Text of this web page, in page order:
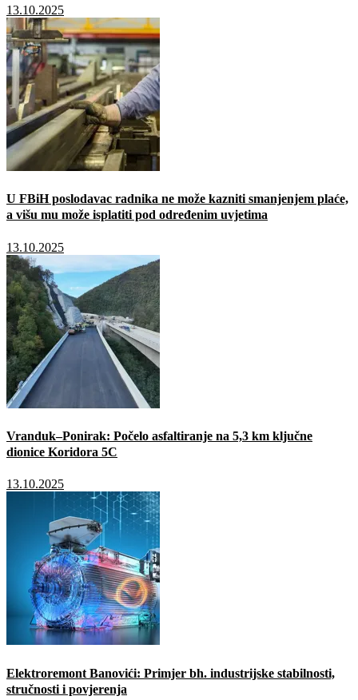
13.10.2025
U FBiH poslodavac radnika ne može kazniti smanjenjem plaće,
a višu mu može isplatiti pod određenim uvjetima
13.10.2025
Vranduk–Ponirak: Počelo asfaltiranje na 5,3 km ključne
dionice Koridora 5C
13.10.2025
Elektroremont Banovići: Primjer bh. industrijske stabilnosti,
stručnosti i povjerenja